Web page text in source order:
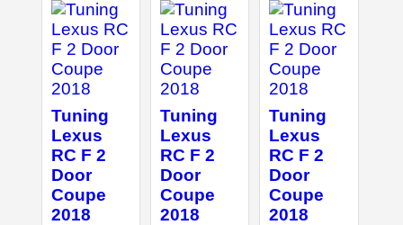
Tuning
Lexus
RC F 2
Door
Coupe
2018
Tuning
Lexus
RC F 2
Door
Coupe
2018
Tuning
Lexus
RC F 2
Door
Coupe
2018